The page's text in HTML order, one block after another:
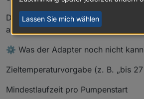
Damit lassen sich viele Poolanlagen
automatisieren.
⚙️ Was der Adapter noch nicht
Zieltemperaturvorgabe (z. B. „bis 27
Mindestlaufzeit pro Pumpenstart
Lassen Sie mich wählen